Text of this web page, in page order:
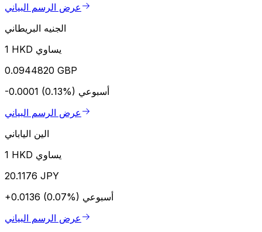
عرض الرسم البياني
الجنيه البريطاني
1 HKD يساوي
0.0944820 GBP
-0.0001 (0.13%) أسبوعي
عرض الرسم البياني
الين الياباني
1 HKD يساوي
20.1176 JPY
+0.0136 (0.07%) أسبوعي
عرض الرسم البياني